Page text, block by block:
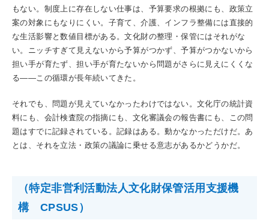
もない。制度上に存在しない仕事は、予算要求の根拠にも、政策立
案の対象にもなりにくい。子育て、介護、インフラ整備には直接的
な生活影響と数値目標がある。文化財の整理・保管にはそれがな
い。ニッチすぎて見えないから予算がつかず、予算がつかないから
担い手が育たず、担い手が育たないから問題がさらに見えにくくな
る——この循環が長年続いてきた。
それでも、問題が見えていなかったわけではない。文化庁の統計資
料にも、会計検査院の指摘にも、文化審議会の報告書にも、この問
題はすでに記録されている。記録はある。動かなかっただけだ。あ
とは、それを立法・政策の議論に乗せる意志があるかどうかだ。
（特定非営利活動法人文化財保管活用支援機
構 CPSUS）